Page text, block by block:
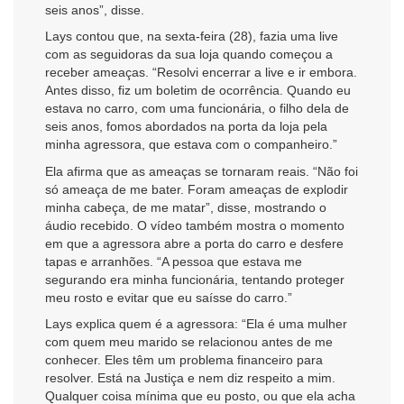
seis anos”, disse.
Lays contou que, na sexta-feira (28), fazia uma live
com as seguidoras da sua loja quando começou a
receber ameaças. “Resolvi encerrar a live e ir embora.
Antes disso, fiz um boletim de ocorrência. Quando eu
estava no carro, com uma funcionária, o filho dela de
seis anos, fomos abordados na porta da loja pela
minha agressora, que estava com o companheiro.”
Ela afirma que as ameaças se tornaram reais. “Não foi
só ameaça de me bater. Foram ameaças de explodir
minha cabeça, de me matar”, disse, mostrando o
áudio recebido. O vídeo também mostra o momento
em que a agressora abre a porta do carro e desfere
tapas e arranhões. “A pessoa que estava me
segurando era minha funcionária, tentando proteger
meu rosto e evitar que eu saísse do carro.”
Lays explica quem é a agressora: “Ela é uma mulher
com quem meu marido se relacionou antes de me
conhecer. Eles têm um problema financeiro para
resolver. Está na Justiça e nem diz respeito a mim.
Qualquer coisa mínima que eu posto, ou que ela acha